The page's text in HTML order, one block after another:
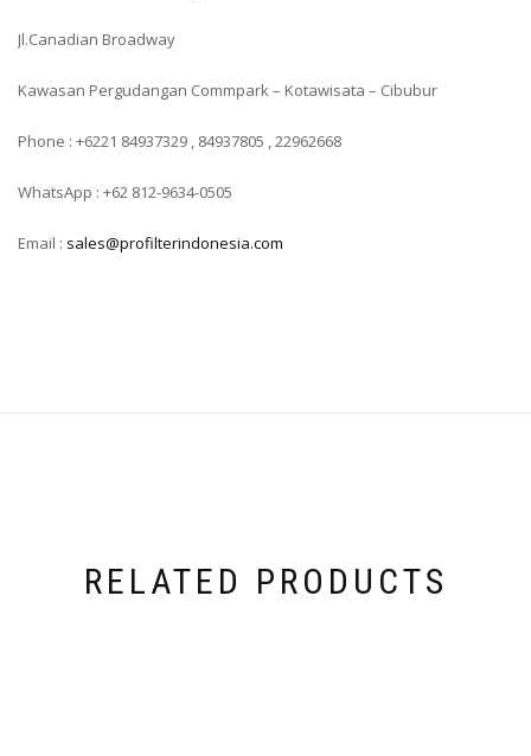
Jl.Canadian Broadway
Kawasan Pergudangan Commpark – Kotawisata – Cibubur
Phone : +6221 84937329 , 84937805 , 22962668
WhatsApp : +62 812-9634-0505
Email : sales@profilterindonesia.com
RELATED PRODUCTS